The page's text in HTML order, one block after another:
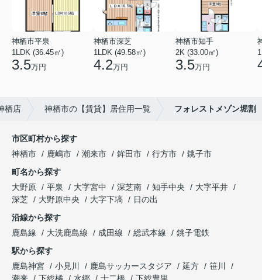
神栖市平泉
1LDK (36.45㎡)
3.5万円
神栖市深芝
1LDK (49.58㎡)
4.2万円
神栖市知手
2K (33.00㎡)
3.5万円
栖店 神栖市の【賃貸】居住用一覧 フォレストメゾン堀割
市区町村から探す
神栖市
鹿嶋市 潮来市 鉾田市 行方市
銚子市
町名から探す
大野原
平泉 大字宮中 深芝南 知手中央
大字平井
深芝
大野原中央 大字下塙
日の出
沿線から探す
鹿島線
大洗鹿島線 成田線 総武本線
銚子電鉄
駅から探す
鹿島神宮
小見川 鹿島サッカースタジア 延方
笹川